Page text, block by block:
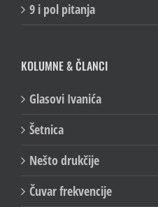
9 i pol pitanja
KOLUMNE & ČLANCI
Glasovi Ivanića
Šetnica
Nešto drukčije
Čuvar frekvencije